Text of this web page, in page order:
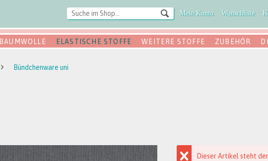
Mein Konto Wunschliste
BAUMWOLLE ELASTISCHE STOFFE WEITERE STOFFE ZUBEHÖR
Bündchenware uni
Dieser Artikel steht